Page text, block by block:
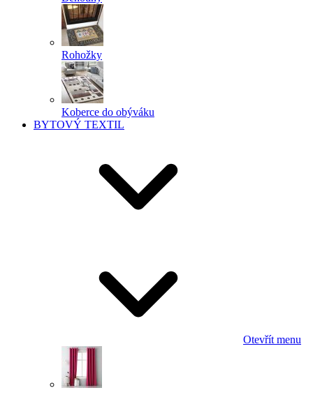
Rohožky
Koberce do obýváku
BYTOVÝ TEXTIL
Otevřít menu